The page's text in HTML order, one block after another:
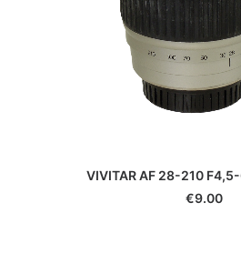
VIVITAR AF 28-210 F4,5-
€
9.00